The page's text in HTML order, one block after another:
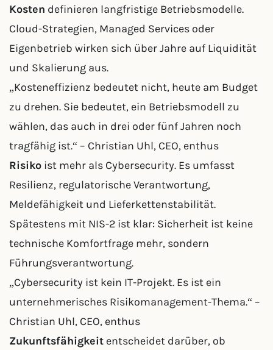
Kosten definieren langfristige Betriebsmodelle.
Cloud-Strategien, Managed Services oder
Eigenbetrieb wirken sich über Jahre auf Liquidität
und Skalierung aus.
„Kosteneffizienz bedeutet nicht, heute am Budget
zu drehen. Sie bedeutet, ein Betriebsmodell zu
wählen, das auch in drei oder fünf Jahren noch
tragfähig ist.“ – Christian Uhl, CEO, enthus
Risiko ist mehr als Cybersecurity. Es umfasst
Resilienz, regulatorische Verantwortung,
Meldefähigkeit und Lieferkettenstabilität.
Spätestens mit NIS-2 ist klar: Sicherheit ist keine
technische Komfortfrage mehr, sondern
Führungsverantwortung.
„Cybersecurity ist kein IT-Projekt. Es ist ein
unternehmerisches Risikomanagement-Thema.“ –
Christian Uhl, CEO, enthus
Zukunftsfähigkeit entscheidet darüber, ob